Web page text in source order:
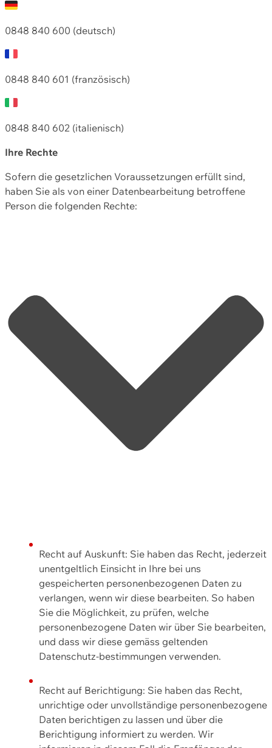
0848 840 600 (deutsch)
0848 840 601 (französisch)
0848 840 602 (italienisch)
Ihre Rechte
Sofern die gesetzlichen Voraussetzungen erfüllt sind,
haben Sie als von einer Datenbearbeitung betroffene
Person die folgenden Rechte:
Recht auf Auskunft: Sie haben das Recht, jederzeit
unentgeltlich Einsicht in Ihre bei uns
gespeicherten personenbezogenen Daten zu
verlangen, wenn wir diese bearbeiten. So haben
Sie die Möglichkeit, zu prüfen, welche
personenbezogene Daten wir über Sie bearbeiten,
und dass wir diese gemäss geltenden
Datenschutz-bestimmungen verwenden.
Recht auf Berichtigung: Sie haben das Recht,
unrichtige oder unvollständige personenbezogene
Daten berichtigen zu lassen und über die
Berichtigung informiert zu werden. Wir